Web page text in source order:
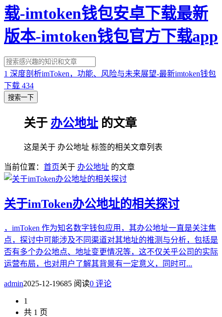
载-imtoken钱包安卓下载最新
版本-imtoken钱包官方下载app
1 深度剖析imToken，功能、风险与未来展望-最新imtoken钱包
下载 434
搜索一下
关于 办公地址 的文章
这是关于 办公地址 标签的相关文章列表
当前位置： 首页关于 办公地址 的文章
关于imToken办公地址的相关探讨
，imToken 作为知名数字钱包应用，其办公地址一直是关注焦
点，探讨中可能涉及不同渠道对其地址的推测与分析，包括是
否有多个办公地点、地址变更情况等，这不仅关乎公司的实际
运营布局，也对用户了解其背景有一定意义，同时可...
admin2025-12-19685 阅读0 评论
1
共 1 页